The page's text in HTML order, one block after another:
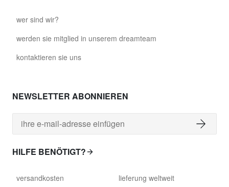
wer sind wir?
werden sie mitglied in unserem dreamteam
kontaktieren sie uns
NEWSLETTER ABONNIEREN
HILFE BENÖTIGT?
versandkosten lieferung weltweit